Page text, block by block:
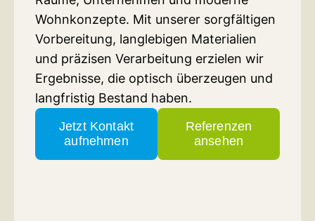
Wohnkonzepte. Mit unserer sorgfältigen
Vorbereitung, langlebigen Materialien
und präzisen Verarbeitung erzielen wir
Ergebnisse, die optisch überzeugen und
langfristig Bestand haben.
Jetzt Kontakt
aufnehmen
Referenzen
ansehen